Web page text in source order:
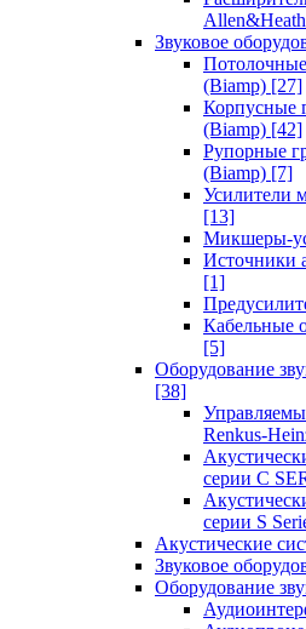
Allen&Heath
Звуковое
(Biamp) [27]
Корпусные
(Biamp) [42]
Рупорные
(Biamp) [7]
Усилители
[13]
Микшеры-
Источники
[1]
Кабельные
[5]
Оборудование
[38]
Renkus-
серии C
серии S
Акустические
Звуковое
Оборудование